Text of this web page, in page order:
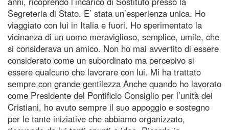
Segreteria di Stato. E’ stata un’esperienza unica. Ho
viaggiato con lui in Italia e fuori. Ho sperimentato la
vicinanza di un uomo meraviglioso, semplice, umile, che
si considerava un amico. Non ho mai avvertito di essere
considerato come un subordinato ma percepivo si
essere qualcuno che lavorare con lui. Mi ha trattato
sempre con grande gentilezza Anche quando ho lavorato
come Presidente del Pontificio Consiglio per l’unità dei
Cristiani, ho avuto sempre il suo appoggio e sostegno
per le tante iniziative che abbiamo organizzato,